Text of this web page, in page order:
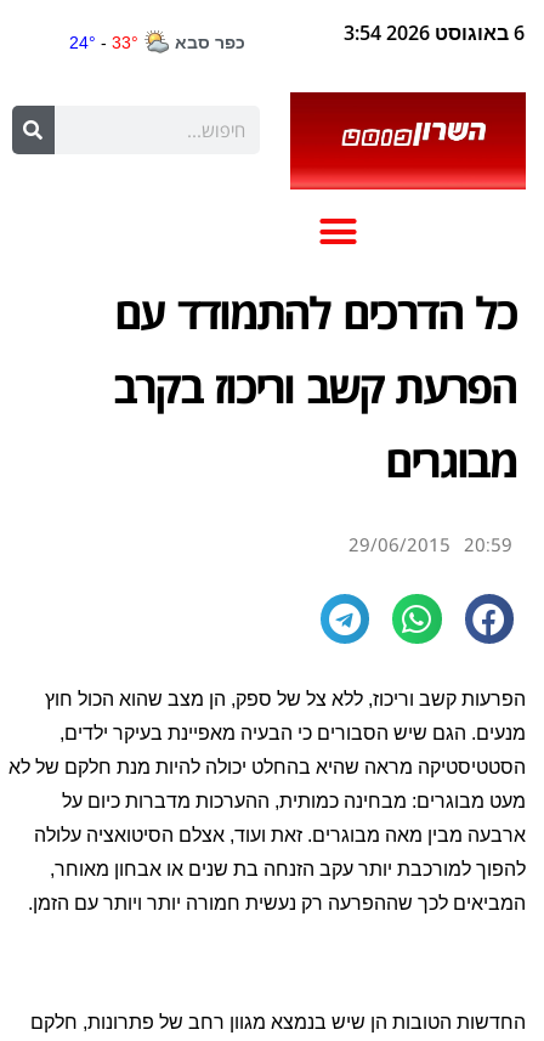
6 באוגוסט 2026 3:54
כל הדרכים להתמודד עם
הפרעת קשב וריכוז בקרב
מבוגרים
20:59
29/06/2015
הפרעות קשב וריכוז, ללא צל של ספק, הן מצב שהוא הכול חוץ
מנעים. הגם שיש הסבורים כי הבעיה מאפיינת בעיקר ילדים,
הסטטיסטיקה מראה שהיא בהחלט יכולה להיות מנת חלקם של לא
מעט מבוגרים: מבחינה כמותית, ההערכות מדברות כיום על
ארבעה מבין מאה מבוגרים. זאת ועוד, אצלם הסיטואציה עלולה
להפוך למורכבת יותר עקב הזנחה בת שנים או אבחון מאוחר,
המביאים לכך שההפרעה רק נעשית חמורה יותר ויותר עם הזמן.
החדשות הטובות הן שיש בנמצא מגוון רחב של פתרונות, חלקם